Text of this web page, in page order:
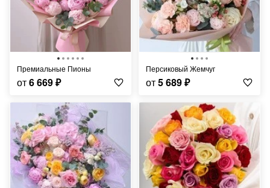
Премиальные Пионы
от6 669₽
Персиковый Жемчуг
от5 689₽